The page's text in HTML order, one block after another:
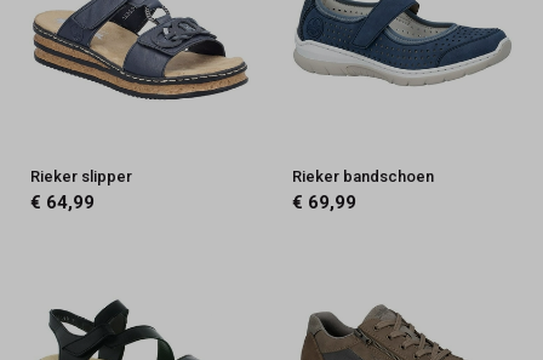
Rieker slipper
€ 64,99
Rieker bandschoen
€ 69,99